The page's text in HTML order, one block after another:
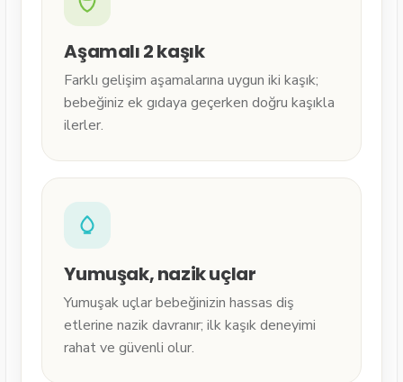
Aşamalı 2 kaşık
Farklı gelişim aşamalarına uygun iki kaşık;
bebeğiniz ek gıdaya geçerken doğru kaşıkla
ilerler.
Yumuşak, nazik uçlar
Yumuşak uçlar bebeğinizin hassas diş
etlerine nazik davranır; ilk kaşık deneyimi
rahat ve güvenli olur.